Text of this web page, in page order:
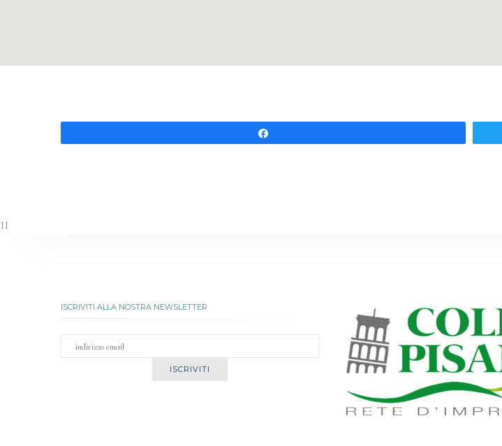
11
ISCRIVITI ALLA NOSTRA NEWSLETTER